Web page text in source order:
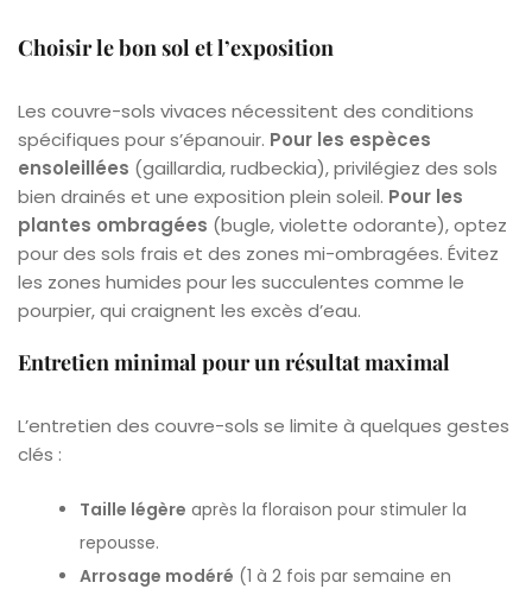
Choisir le bon sol et l’exposition
Les couvre-sols vivaces nécessitent des conditions
spécifiques pour s’épanouir. Pour les espèces
ensoleillées (gaillardia, rudbeckia), privilégiez des sols
bien drainés et une exposition plein soleil. Pour les
plantes ombragées (bugle, violette odorante), optez
pour des sols frais et des zones mi-ombragées. Évitez
les zones humides pour les succulentes comme le
pourpier, qui craignent les excès d’eau.
Entretien minimal pour un résultat maximal
L’entretien des couvre-sols se limite à quelques gestes
clés :
Taille légère après la floraison pour stimuler la
repousse.
Arrosage modéré (1 à 2 fois par semaine en